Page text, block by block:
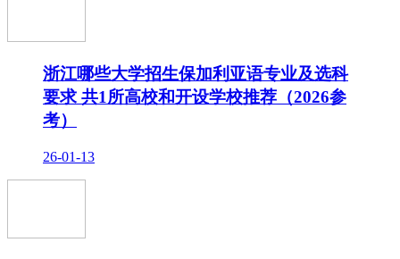
浙江哪些大学招生保加利亚语专业及选科
要求 共1所高校和开设学校推荐（2026参
考）
26-01-13